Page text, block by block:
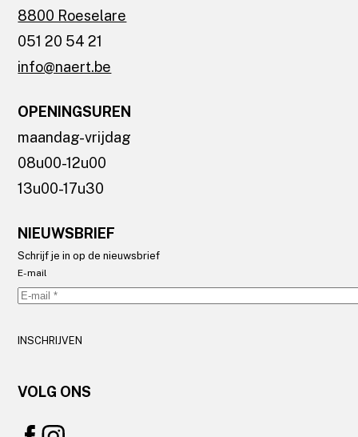
8800 Roeselare
051 20 54 21
info@naert.be
OPENINGSUREN
maandag-vrijdag
08u00-12u00
13u00-17u30
NIEUWSBRIEF
Schrijf je in op de nieuwsbrief
E-mail
INSCHRIJVEN
VOLG ONS